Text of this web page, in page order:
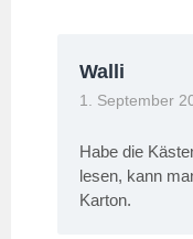
Walli
1. September
Habe die
lesen, kann
Karton.